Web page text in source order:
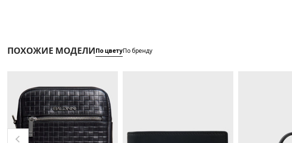
ПОХОЖИЕ МОДЕЛИПо цветуПо бренду